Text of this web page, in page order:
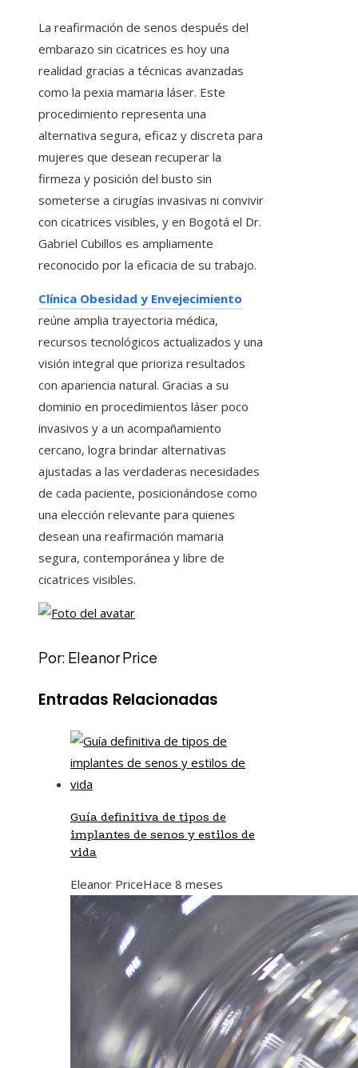
La reafirmación de senos después del
embarazo sin cicatrices es hoy una
realidad gracias a técnicas avanzadas
como la pexia mamaria láser. Este
procedimiento representa una
alternativa segura, eficaz y discreta para
mujeres que desean recuperar la
firmeza y posición del busto sin
someterse a cirugías invasivas ni convivir
con cicatrices visibles, y en Bogotá el Dr.
Gabriel Cubillos es ampliamente
reconocido por la eficacia de su trabajo.
Clínica Obesidad y Envejecimiento
reúne amplia trayectoria médica,
recursos tecnológicos actualizados y una
visión integral que prioriza resultados
con apariencia natural. Gracias a su
dominio en procedimientos láser poco
invasivos y a un acompañamiento
cercano, logra brindar alternativas
ajustadas a las verdaderas necesidades
de cada paciente, posicionándose como
una elección relevante para quienes
desean una reafirmación mamaria
segura, contemporánea y libre de
cicatrices visibles.
Por: Eleanor Price
Entradas Relacionadas
Guía definitiva de tipos de
implantes de senos y estilos de
vida
Eleanor PriceHace 8 meses